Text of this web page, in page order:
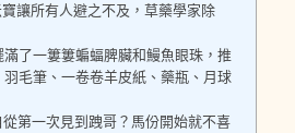
讓所有人避之不及，草藥學家除
了一簍簍蝙蝠脾臟和鰻魚眼珠，推
毛筆、一卷卷羊皮紙、藥瓶、月球
第一次見到跩哥？馬份開始就不喜